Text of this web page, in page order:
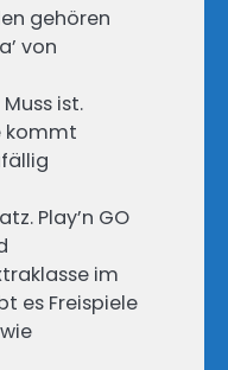
gehören
von
ist.
kommt
Play’n GO
im
es Freispiele